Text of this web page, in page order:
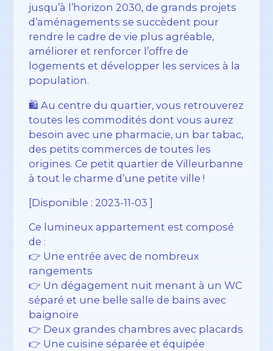
jusqu’à l’horizon 2030, de grands projets
d’aménagements se succèdent pour
rendre le cadre de vie plus agréable,
améliorer et renforcer l’offre de
logements et développer les services à la
population.
🛍️ Au centre du quartier, vous retrouverez
toutes les commodités dont vous aurez
besoin avec une pharmacie, un bar tabac,
des petits commerces de toutes les
origines. Ce petit quartier de Villeurbanne
à tout le charme d’une petite ville !
[Disponible : 2023-11-03 ]
Ce lumineux appartement est composé
de :
👉 Une entrée avec de nombreux
rangements
👉 Un dégagement nuit menant à un WC
séparé et une belle salle de bains avec
baignoire
👉 Deux grandes chambres avec placards
👉 Une cuisine séparée et équipée